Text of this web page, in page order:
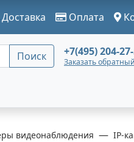
Доставка Оплата
Поиск +7(495) 204-
Заказать
видеонаблюдения
IP-